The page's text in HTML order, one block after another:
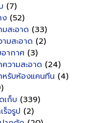
(7)
ง (52)
สะอาด (33)
มสะอาด (2)
ากาศ (3)
วามสะอาด (24)
รับห้องแคนทีน (4)
เก็บ (339)
ร็จรูป (2)